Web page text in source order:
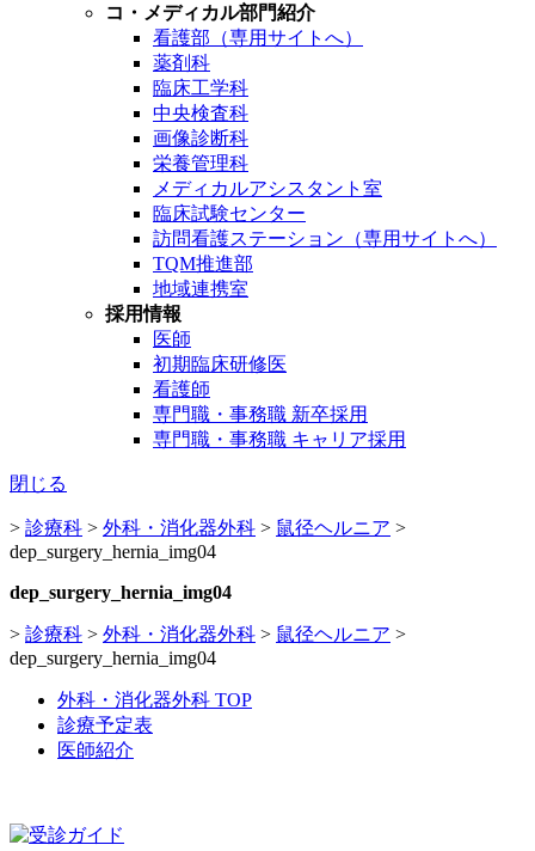
コ・メディカル部門紹介
看護部（専用サイトへ）
薬剤科
臨床工学科
中央検査科
画像診断科
栄養管理科
メディカルアシスタント室
臨床試験センター
訪問看護ステーション（専用サイトへ）
TQM推進部
地域連携室
採用情報
医師
初期臨床研修医
看護師
専門職・事務職 新卒採用
専門職・事務職 キャリア採用
閉じる
> 診療科 > 外科・消化器外科 > 鼠径ヘルニア >
dep_surgery_hernia_img04
dep_surgery_hernia_img04
> 診療科 > 外科・消化器外科 > 鼠径ヘルニア >
dep_surgery_hernia_img04
外科・消化器外科 TOP
診療予定表
医師紹介